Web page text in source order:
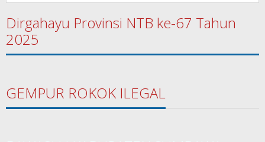
Dirgahayu Provinsi NTB ke-67 Tahun
2025
GEMPUR ROKOK ILEGAL